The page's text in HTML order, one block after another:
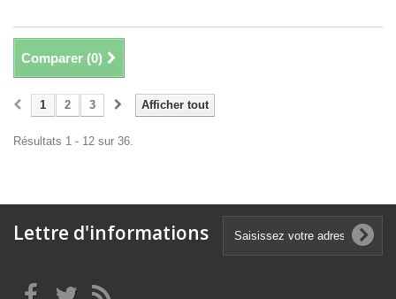
Comparer (0)
Afficher tout
1 2 3
Résultats 1 - 12 sur 36.
Lettre d'informations